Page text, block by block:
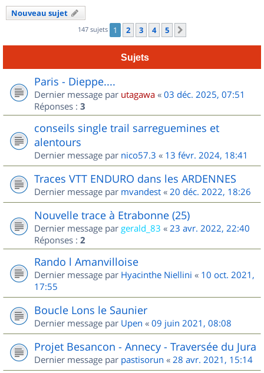
Nouveau sujet
147 sujets 1 2 3 4 5
Sujets
Paris - Dieppe....
Dernier message par utagawa « 03 déc. 2025, 07:51
Réponses : 3
conseils single trail sarreguemines et
alentours
Dernier message par nico57.3 « 13 févr. 2024, 18:41
Traces VTT ENDURO dans les ARDENNES
Dernier message par mvandest « 20 déc. 2022, 18:26
Nouvelle trace à Etrabonne (25)
Dernier message par gerald_83 « 23 avr. 2022, 22:40
Réponses : 2
Rando l Amanvilloise
Dernier message par Hyacinthe Niellini « 10 oct. 2021,
17:55
Boucle Lons le Saunier
Dernier message par Upen « 09 juin 2021, 08:08
Projet Besancon - Annecy - Traversée du Jura
Dernier message par pastisorun « 28 avr. 2021, 15:14